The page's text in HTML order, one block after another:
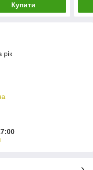
Купити
рік